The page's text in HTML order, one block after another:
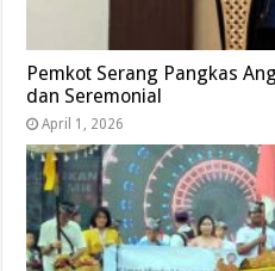
Pemkot Serang Pangkas
dan Seremonial
April 1, 2026